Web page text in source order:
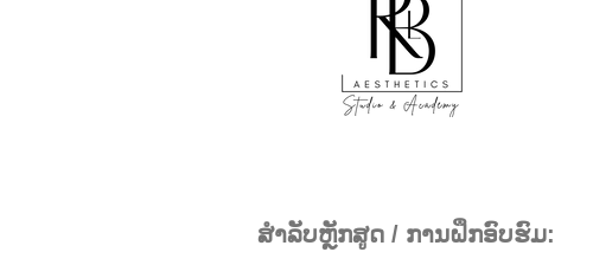
ສໍາລັບຫຼັກສູດ / ການຝຶກອົບຮົມ: